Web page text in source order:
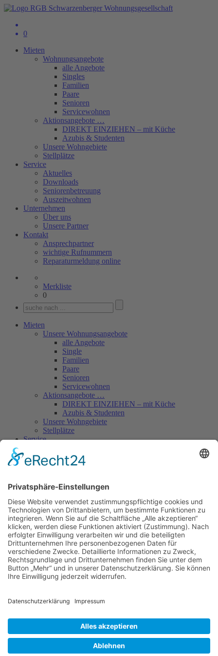
0
Mieten
Wohnungsangebote
alle Angebote
Singles
Familien
Paare
Senioren
Servicewohnen
Aktionsangebote …
DIREKT EINZIEHEN – mit Küche
Azubis & Studenten
Unsere Wohngebiete
Stellplätze
Service
Aktuelles
Downloads
Seniorenbetreuung
Auszeitwohnen
Unternehmen
Über uns
Unsere Partner
Kontakt
Ansprechpartner
wichtige Rufnummern
Reparaturmeldung online
Merkliste
0
Mieten
Unsere Wohnungsangebote
alle Angebote
Single
Familien
Paare
Senioren
Servicewohnen
Aktionsangebote …
DIREKT EINZIEHEN – mit Küche
Azubis & Studenten
Unsere Wohngebiete
Stellplätze
Service
Seniorenbetreuung
Downloads
Unternehmen
Über uns
Unsere Partner
Kontakt
Ansprechpartner
wichtige Rufnummern
Reparaturmeldung online
INDEX
Schwarzenberger Wohnungsgesellschaft mbH
Grünhainer Straße 32c
Kontakt
info@swg-schwarzenberg.de
© 2026 · Schwarzenberger Wohnungsgesellschaft mbH